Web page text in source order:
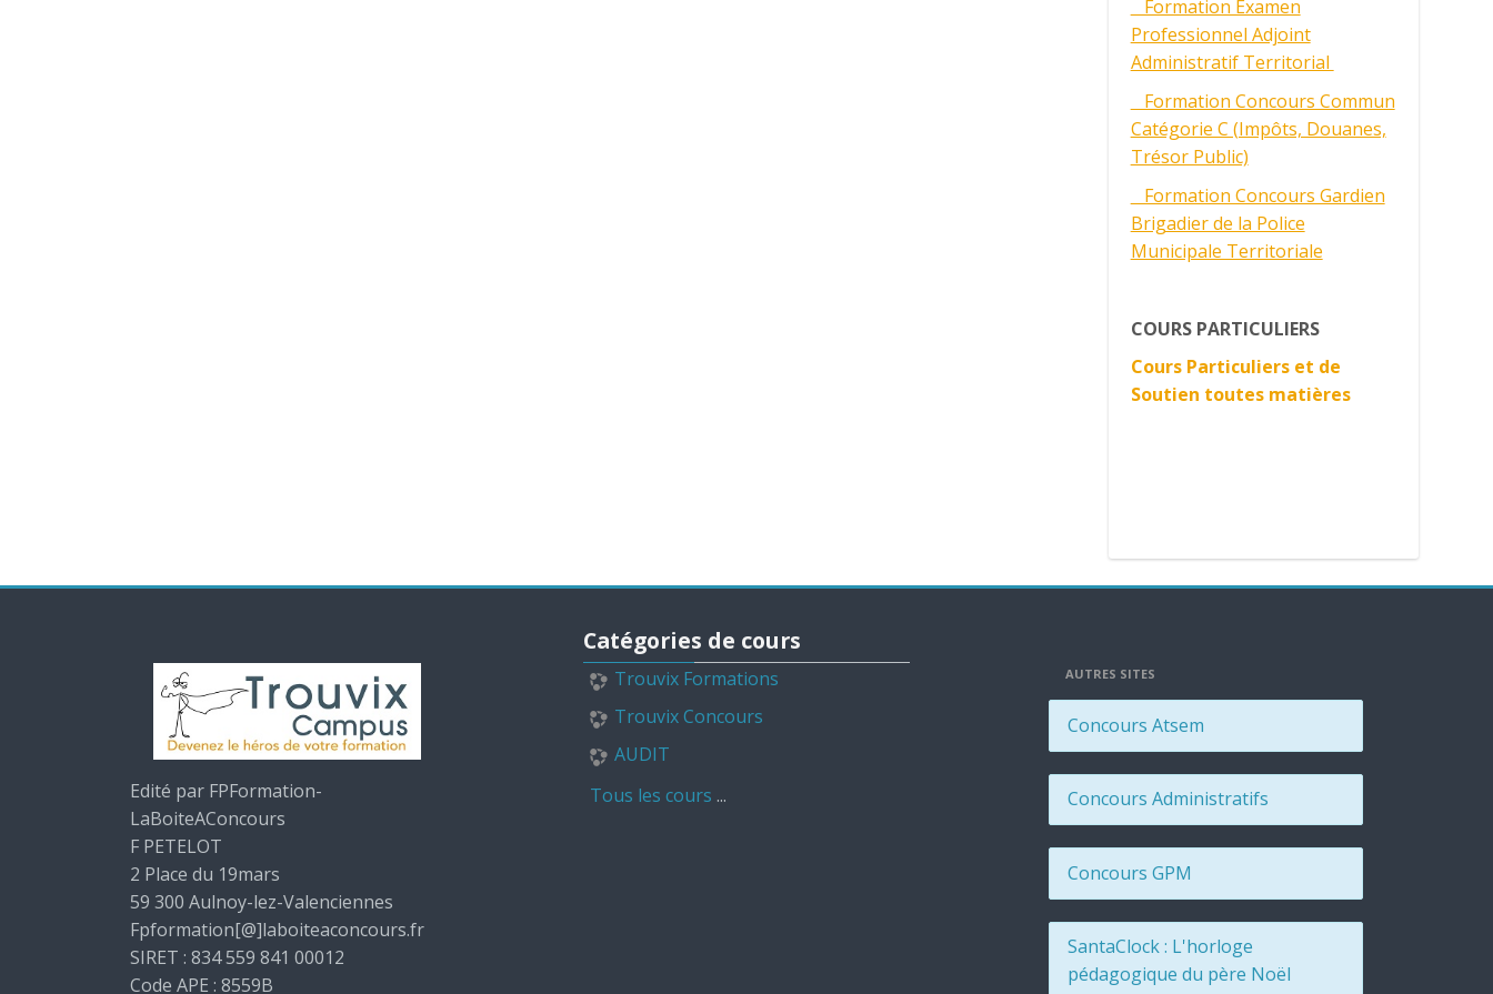
Formation Examen
Professionnel Adjoint
Administratif Territorial
Formation Concours Commun
Catégorie C (Impôts, Douanes,
Trésor Public)
Formation Concours Gardien
Brigadier de la Police
Municipale Territoriale
COURS PARTICULIERS
Cours Particuliers et de
Soutien toutes matières
Edité par FPFormation-
LaBoiteAConcours
F PETELOT
2 Place du 19mars
59 300 Aulnoy-lez-Valenciennes
Fpformation[@]laboiteaconcours.fr
SIRET : 834 559 841 00012
Code APE : 8559B
Catégories de cours
Trouvix Formations
Trouvix Concours
AUDIT
Tous les cours ...
AUTRES SITES
Concours Atsem
Concours Administratifs
Concours GPM
SantaClock : L'horloge
pédagogique du père Noël